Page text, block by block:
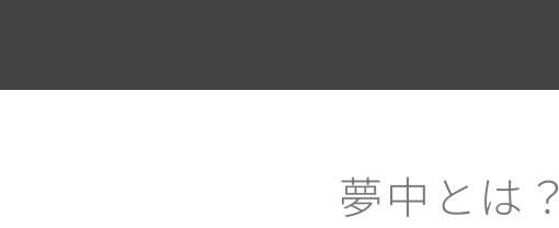
夢中とは？